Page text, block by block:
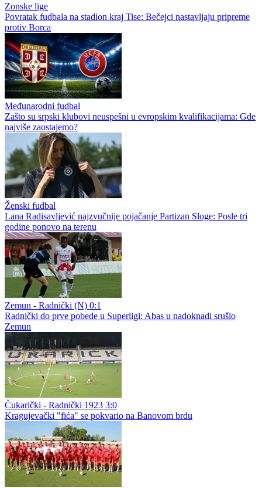
Zonske lige
Povratak fudbala na stadion kraj Tise: Bečejci nastavljaju pripreme
protiv Borca
Međunarodni fudbal
Zašto su srpski klubovi neuspešni u evropskim kvalifikacijama: Gde
najviše zaostajemo?
Ženski fudbal
Lana Radisavljević najzvučnije pojačanje Partizan Sloge: Posle tri
godine ponovo na terenu
Zemun - Radnički (N) 0:1
Radnički do prve pobede u Superligi: Abas u nadoknadi srušio
Zemun
Čukarički - Radnički 1923 3:0
Kragujevački "fića" se pokvario na Banovom brdu